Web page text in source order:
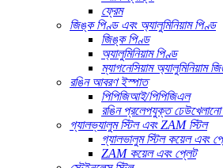
ফ্রেম
জিঙ্ক পিণ্ড এবং অ্যালুমিনিয়াম পিণ্ড
জিঙ্ক পিণ্ড
অ্যালুমিনিয়াম পিণ্ড
ম্যাগনেসিয়াম অ্যালুমিনিয়াম
রঙিন আবরণ ইস্পাত
পিপিজিআই/পিপিজিএল
রঙিন প্রলেপযুক্ত ঢেউখেলানো
গ্যালভ্যালুম স্টিল এবং ZAM স্টিল
গ্যালভালুম স্টিল কয়েল এবং
ZAM কয়েল এবং প্লেট